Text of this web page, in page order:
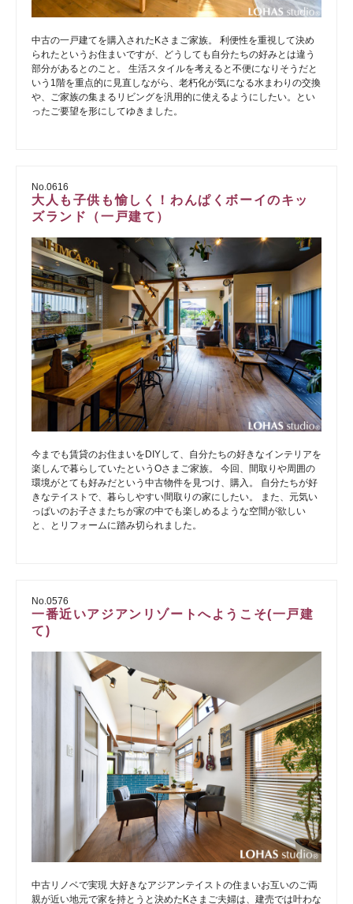
中古の一戸建てを購入されたKさまご家族。 利便性を重視して決め
られたというお住まいですが、どうしても自分たちの好みとは違う
部分があるとのこと。 生活スタイルを考えると不便になりそうだと
いう1階を重点的に見直しながら、老朽化が気になる水まわりの交換
や、ご家族の集まるリビングを汎用的に使えるようにしたい。とい
ったご要望を形にしてゆきました。
No.0616
大人も子供も愉しく！わんぱくボーイのキッ
ズランド（一戸建て）
今までも賃貸のお住まいをDIYして、自分たちの好きなインテリアを
楽しんで暮らしていたというOさまご家族。 今回、間取りや周囲の
環境がとても好みだという中古物件を見つけ、購入。 自分たちが好
きなテイストで、暮らしやすい間取りの家にしたい。 また、元気い
っぱいのお子さまたちが家の中でも楽しめるような空間が欲しい
と、とリフォームに踏み切られました。
No.0576
一番近いアジアンリゾートへようこそ(一戸建
て)
中古リノベで実現 大好きなアジアンテイストの住まいお互いのご両
親が近い地元で家を持とうと決めたKさまご夫婦は、建売では叶わな